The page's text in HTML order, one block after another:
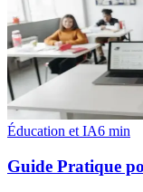
Éducation et IA6 min
Guide Pratique